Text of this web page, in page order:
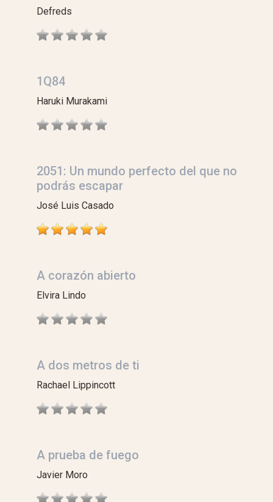
Defreds
1Q84
Haruki Murakami
2051: Un mundo perfecto del que no
podrás escapar
José Luis Casado
A corazón abierto
Elvira Lindo
A dos metros de ti
Rachael Lippincott
A prueba de fuego
Javier Moro